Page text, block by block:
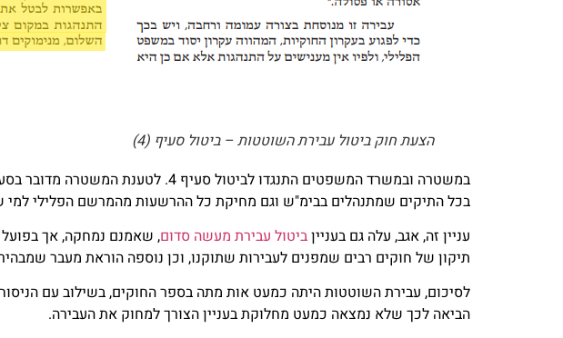
הצעת חוק ביטול עבירת השוטטות – ביטול סעיף (4)
במשטרה ובמשרד המשפטים התנגדו
בכל התיקים שמתנהלים בבימ"ש וגם מחיקת כל ההרשעות מהמרשם הפלילי למי שיבקש. לכן,
עניין זה, אגב, עלה גם בענייןביטול עבירת מעשה סדום, שאמנם נמחקה, אך בפועל
תיקון של חוקים רבים שמפנים לעבירות שתוקנו, וכן נוספה הוראת מעבר
לסיכום, עבירת השוטטות היתה כמעט אות מתה בספר החוקים, בשילוב עם
הביאה לכך שלא נמצאה כמעט מחלוקת בעניין הצורך למחוק את העבירה.